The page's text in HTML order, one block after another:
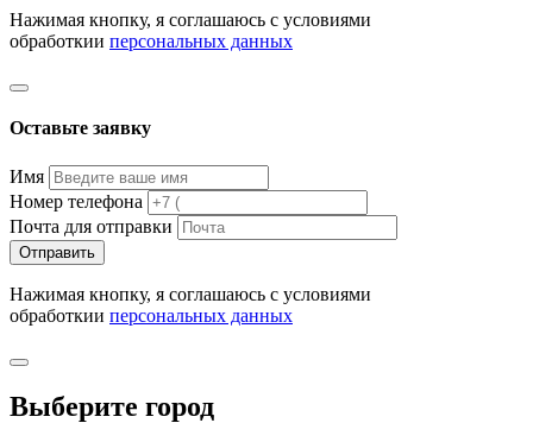
Нажимая кнопку, я соглашаюсь с условиями
обработкии персональных данных
Оставьте заявку
Имя
Номер телефона
Почта для отправки
Отправить
Нажимая кнопку, я соглашаюсь с условиями
обработкии персональных данных
Выберите город